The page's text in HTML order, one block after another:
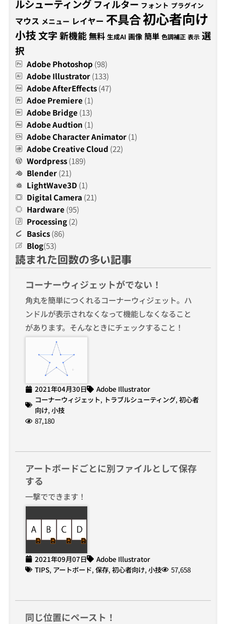
ルシューティング フィルター フォント プラグイン
マウス メニュー レイヤー 不具合初心者向け
小技文字新機能無料 生成AI 画像 簡単 色調補正 表示 選
択
Adobe Photoshop (98)
Adobe Illustrator(133)
Adobe AfterEffects(47)
Adoe Premiere (1)
Adobe Bridge (13)
Adobe Audtion (1)
Adobe Character Animator(1)
Adobe Creative Cloud (22)
Wordpress(189)
Blender(21)
LightWave3D (1)
Digital Camera (21)
Hardware (95)
Processing(2)
Basics(86)
Blog(53)
読まれた回数の多い記事
コーナーウィジェットがでない！
角丸を簡単につくれるコーナーウィジェット。ハ
ンドルが表示されなくなって機能しなくなること
があります。そんなときにチェックすること！
2021年04月30日
Adobe Illustrator
コーナーウィジェット, トラブルシューティング, 初心者
向け, 小技
87,180
アートボードごとに別ファイルとして保存
する
一撃でできます！
2021年09月07日
Adobe Illustrator
TIPS, アートボード, 保存, 初心者向け, 小技 57,658
同じ位置にペースト！